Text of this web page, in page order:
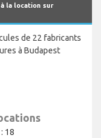
la location sur
de 22 fabricants
à Budapest
18